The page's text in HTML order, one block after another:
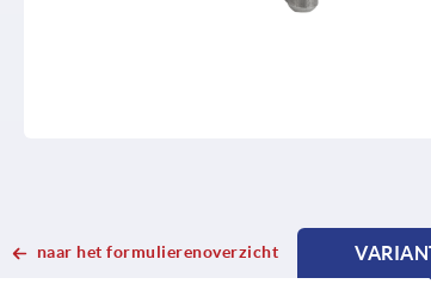
naar het formulierenoverzicht